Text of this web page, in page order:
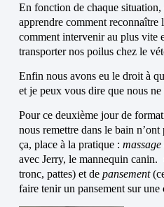
En fonction de chaque
apprendre comment reconnaître
comment intervenir au plus vite
transporter nos poilus chez le
Enfin nous avons eu le droit à
et je peux vous dire que nous
Pour ce deuxième jour de
nous remettre dans le bain
ça, place à la pratique :
avec Jerry, le mannequin canin.
tronc, pattes) et de pansement
faire tenir un pansement sur